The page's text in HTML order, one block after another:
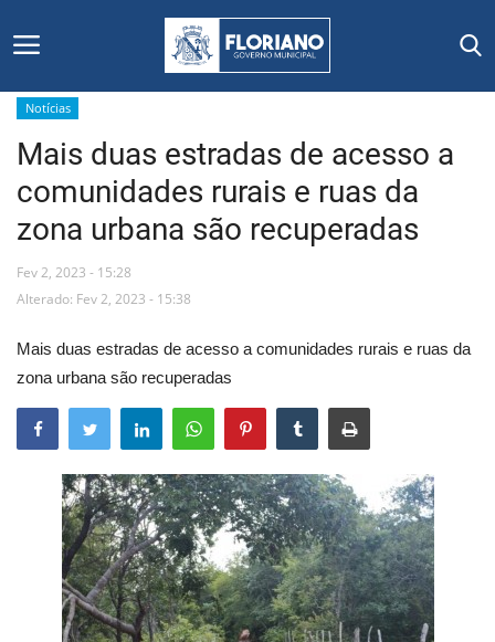
Início
Editais
Floriano
Mural de Licitações
Notícias
Vídeos
Webmail
Contato
Notícias
Mais duas estradas de acesso a
comunidades rurais e ruas da
zona urbana são recuperadas
Fev 2, 2023 - 15:28
Alterado: Fev 2, 2023 - 15:38
Mais duas estradas de acesso a comunidades rurais e ruas da
zona urbana são recuperadas